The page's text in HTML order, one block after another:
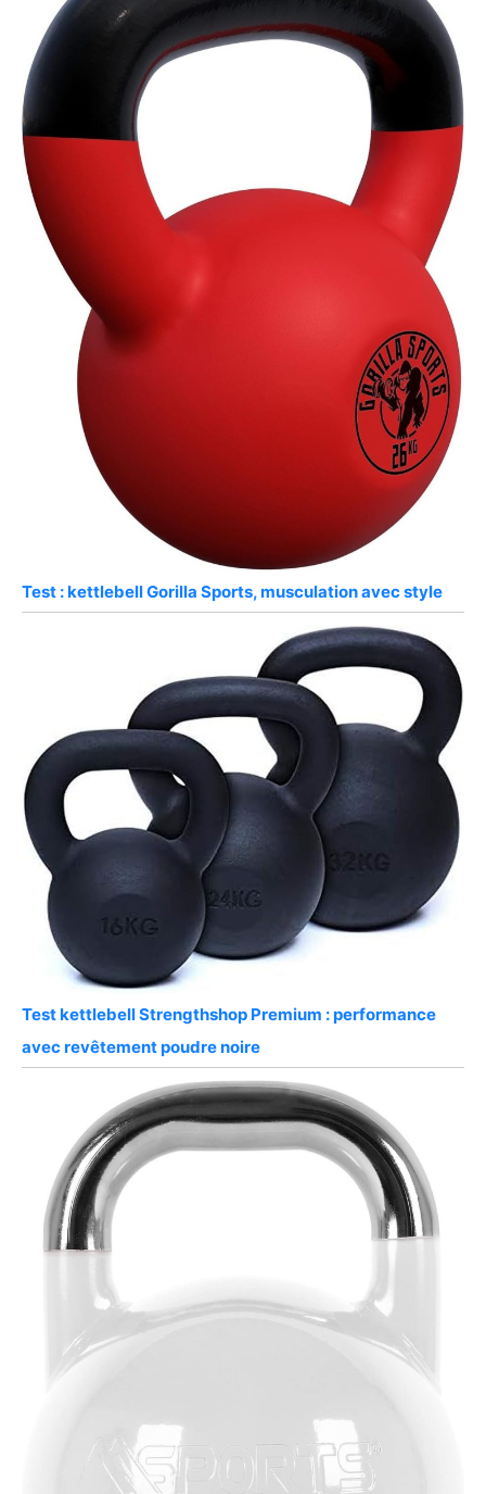
Test : kettlebell Gorilla Sports, musculation avec style
Test kettlebell Strengthshop Premium : performance
avec revêtement poudre noire